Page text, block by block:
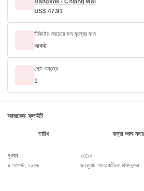
Bangkok - Chiang Mai
US$ 47.91
টিকিটের সবচেয়ে কম মূল্যের মাস
আগস্ট
মোট গন্তব্য
1
আজকের ফ্লাইট
তারিখ যাত্রা শুরুর সময়
বুধবার
৫ আগস্ট, ২০২৬
১৩:১০
ডন মুয়াং আন্তর্জাতিক বিমানবন্দর